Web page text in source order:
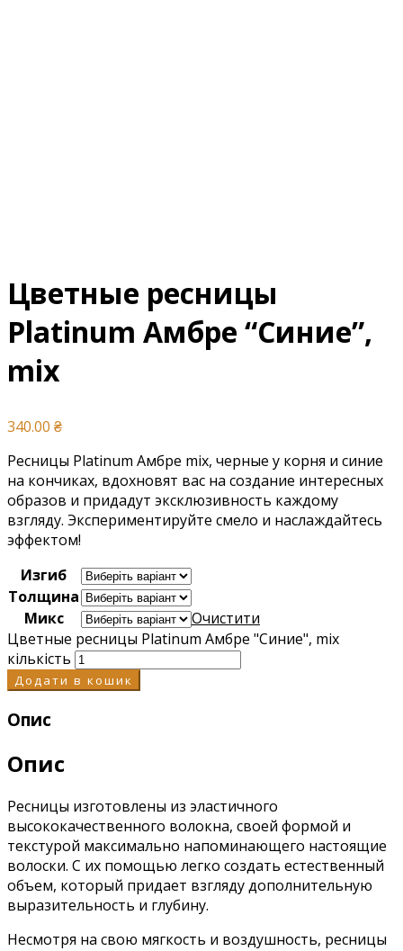
Цветные ресницы
Platinum Амбре “Синие”,
mix
340.00 ₴
Ресницы Platinum Амбре mix, черные у корня и синие
на кончиках, вдохновят вас на создание интересных
образов и придадут эксклюзивность каждому
взгляду. Экспериментируйте смело и наслаждайтесь
эффектом!
Изгиб
Толщина
Микс
Очистити
Цветные ресницы Platinum Амбре "Синие", mix
кількість
Додати в кошик
Опис
Опис
Ресницы изготовлены из эластичного
высококачественного волокна, своей формой и
текстурой максимально напоминающего настоящие
волоски. С их помощью легко создать естественный
объем, который придает взгляду дополнительную
выразительность и глубину.
Несмотря на свою мягкость и воздушность, ресницы